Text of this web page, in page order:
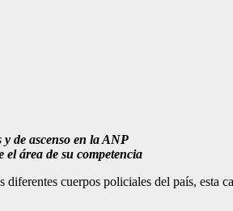
de ascenso en la ANP
área de su competencia
cuerpos policiales del país, esta